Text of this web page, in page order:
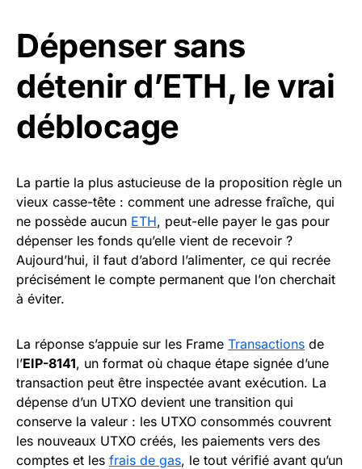
Dépenser sans
détenir d’ETH, le vrai
déblocage
La partie la plus astucieuse de la proposition règle un
vieux casse-tête : comment une adresse fraîche, qui
ne possède aucun ETH, peut-elle payer le gas pour
dépenser les fonds qu’elle vient de recevoir ?
Aujourd’hui, il faut d’abord l’alimenter, ce qui recrée
précisément le compte permanent que l’on cherchait
à éviter.
La réponse s’appuie sur les Frame Transactions de
l’EIP-8141, un format où chaque étape signée d’une
transaction peut être inspectée avant exécution. La
dépense d’un UTXO devient une transition qui
conserve la valeur : les UTXO consommés couvrent
les nouveaux UTXO créés, les paiements vers des
comptes et les frais de gas, le tout vérifié avant qu’un